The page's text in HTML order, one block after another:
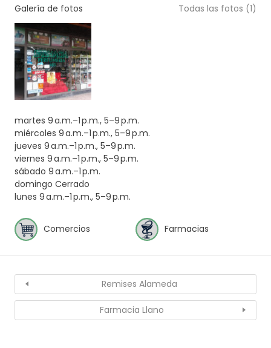
Galería de fotos Todas las fotos (1)
martes 9 a.m.–1 p.m., 5–9 p.m.
miércoles 9 a.m.–1 p.m., 5–9 p.m.
jueves 9 a.m.–1 p.m., 5–9 p.m.
viernes 9 a.m.–1 p.m., 5–9 p.m.
sábado 9 a.m.–1 p.m.
domingo Cerrado
lunes 9 a.m.–1 p.m., 5–9 p.m.
Comercios Farmacias
Remises Alameda
Farmacia Llano